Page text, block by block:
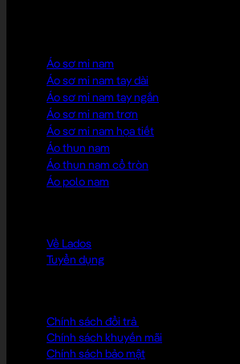
Áo sơ mi nam
Áo sơ mi nam tay dài
Áo sơ mi nam tay ngắn
Áo sơ mi nam trơn
Áo sơ mi nam họa tiết
Áo thun nam
Áo thun nam cổ tròn
Áo polo nam
Về Lados
Tuyển dụng
Chính sách đổi trả
Chính sách khuyến mãi
Chính sách bảo mật